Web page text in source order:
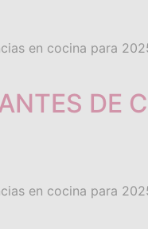
en cocina para
DE
en cocina para